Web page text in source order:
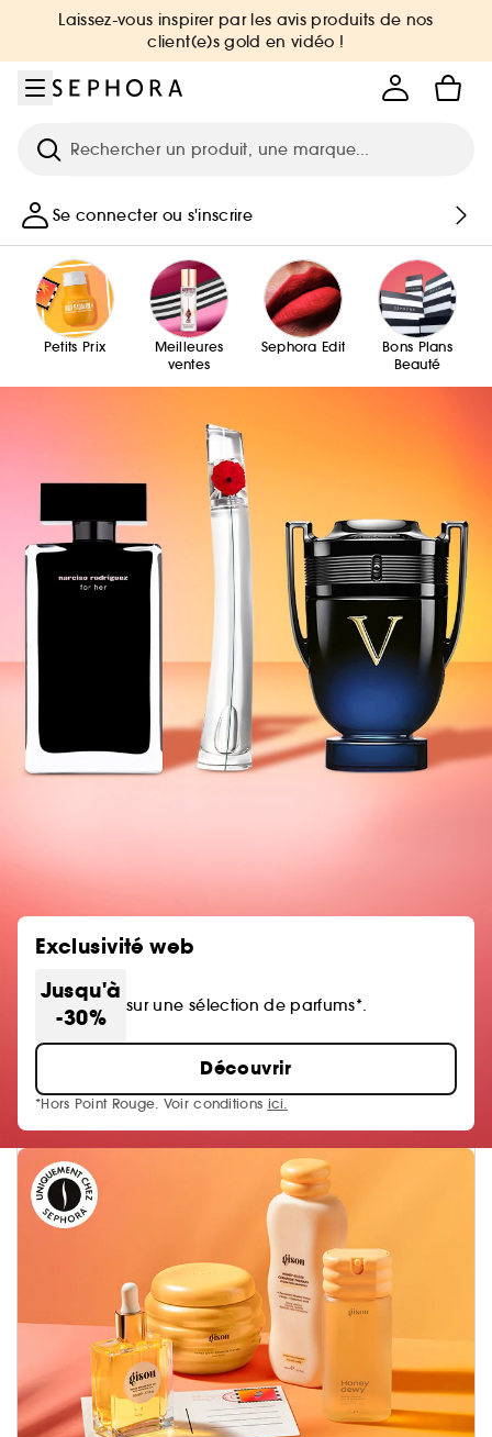
Aller au menu
Aller au contenu principal
Aller au pied de page
Laissez-vous inspirer par les avis produits de nos
client(e)s gold en vidéo !
Recherche
Se connecter ou s'inscrire
Petits Prix
Meilleures
ventes
Sephora Edit
Bons Plans
Beauté
Exclusivité web
Jusqu'à
-30%
sur une sélection de parfums*.
Découvrir
*Hors Point Rouge. Voir conditions ici.